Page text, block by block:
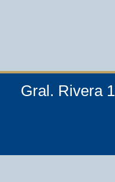
Gral. Rivera